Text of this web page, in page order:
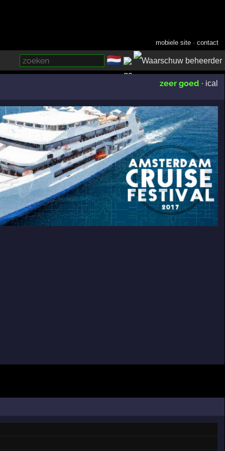
mobiele site ·contact
🇳🇱
zeer goed · ical